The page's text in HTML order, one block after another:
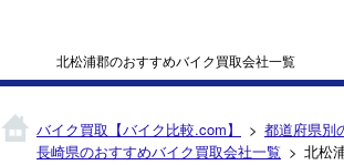
北松浦郡のおすすめバイク買取会社一覧
バイク買取【バイク比較.com】
都道府県別
長崎県のおすすめバイク買取会社一覧
北松